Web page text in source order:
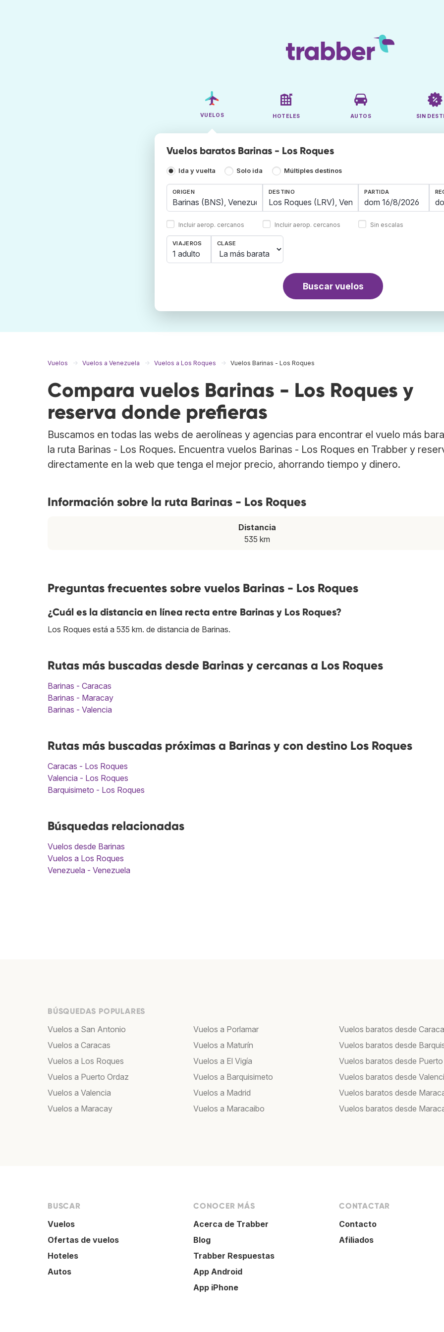
VUELOS HOTELES AUTOS SIN
Vuelos baratos Barinas - Los Roques
Ida y vuelta Solo ida Múltiples destinos
ORIGEN
Incluir aerop. cercanos
DESTINO
Incluir aerop. cercanos
PARTIDA
Sin escalas
VIAJEROS
1 adulto
CLASE
Buscar vuelos
Vuelos Vuelos a Venezuela Vuelos a Los Roques Vuelos Barinas - Los Roques
Compara vuelos Barinas - Los Roques y
reserva donde prefieras
Buscamos en todas las webs de aerolíneas y agencias para encontrar el vuelo más
la ruta Barinas - Los Roques. Encuentra vuelos Barinas - Los Roques en Trabber y
directamente en la web que tenga el mejor precio, ahorrando tiempo y dinero.
Información sobre la ruta Barinas - Los Roques
Distancia
535 km
Preguntas frecuentes sobre vuelos Barinas - Los Roques
¿Cuál es la distancia en línea recta entre Barinas y Los Roques?
Los Roques está a 535 km. de distancia de Barinas.
Rutas más buscadas desde Barinas y cercanas a Los Roques
Barinas - Caracas
Barinas - Maracay
Barinas - Valencia
Rutas más buscadas próximas a Barinas y con destino Los Roques
Caracas - Los Roques
Valencia - Los Roques
Barquisimeto - Los Roques
Búsquedas relacionadas
Vuelos desde Barinas
Vuelos a Los Roques
Venezuela - Venezuela
BÚSQUEDAS POPULARES
Vuelos a San Antonio
Vuelos a Caracas
Vuelos a Los Roques
Vuelos a Puerto Ordaz
Vuelos a Valencia
Vuelos a Maracay
Vuelos a Porlamar
Vuelos a Maturín
Vuelos a El Vigía
Vuelos a Barquisimeto
Vuelos a Madrid
Vuelos a Maracaibo
Vuelos baratos desde
Vuelos baratos desde
Vuelos baratos desde
Vuelos baratos desde
Vuelos baratos desde
Vuelos baratos desde
BUSCAR
Vuelos
Ofertas de vuelos
Hoteles
Autos
CONOCER MÁS
Acerca de Trabber
Blog
Trabber Respuestas
App Android
App iPhone
CONTACTAR
Contacto
Afiliados